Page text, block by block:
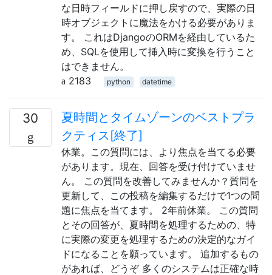
な日時フィールドに押し戻すので、実際の日
時オブジェクトに魔法をかける必要がありま
す。 これはDjangoのORMを経由しているた
め、SQLを使用して挿入時に変換を行うこと
はできません。
2183
python datetime
30
夏時間とタイムゾーンのベストプラ
クティス[終了]
休業。この質問には、より焦点を当てる必要
があります。現在、回答を受け付けていませ
ん。 この質問を改善してみませんか？質問を
更新して、この投稿を編集するだけで1つの問
題に焦点を当てます。 2年前休業。 この質問
とその回答が、夏時間を処理するための、特
に実際の変更を処理するための決定的なガイ
ドになることを願っています。 追加するもの
があれば、どうぞ 多くのシステムは正確な時